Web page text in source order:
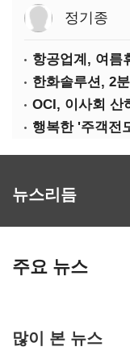
정기종
항공업계, 여름
한화솔루션, 2
OCI, 이사회 산
행복한 '주객전
뉴스리듬
주요 뉴스
많이 본 뉴스